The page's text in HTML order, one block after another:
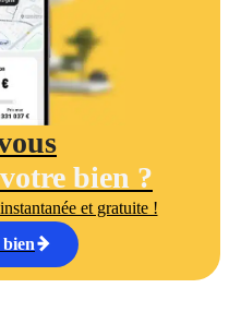
bien ?
et gratuite !